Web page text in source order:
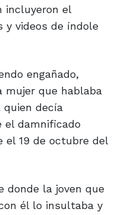
incluyeron el
y videos de índole
engañado,
mujer que hablaba
quien decía
el damnificado
el 19 de octubre del
donde la joven que
él lo insultaba y